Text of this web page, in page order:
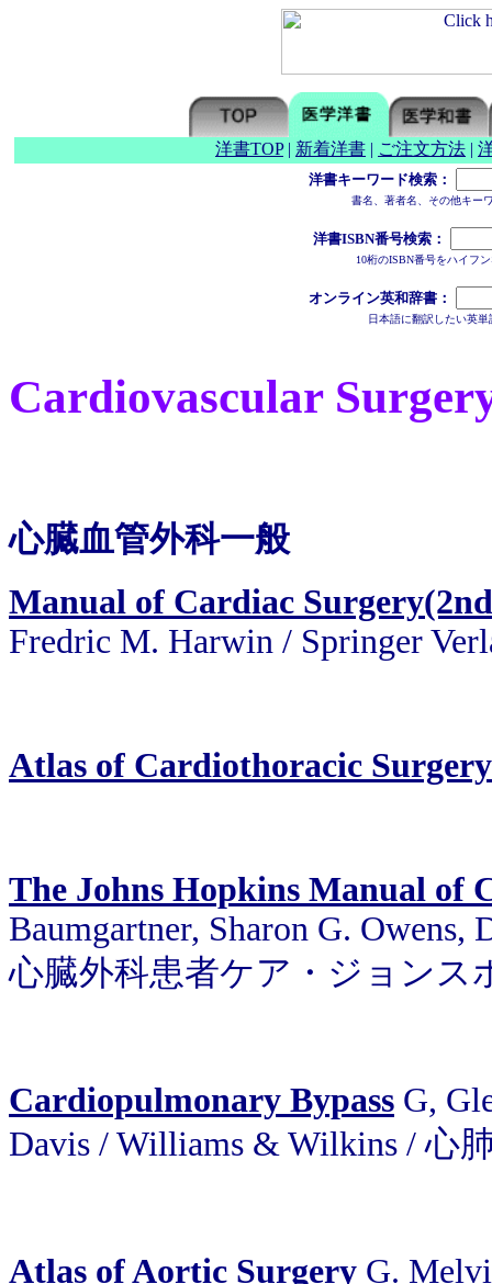
洋書TOP | 新着洋書 | ご注文方法 |
洋書キーワード検索：
書名、著者名、その他キー
洋書ISBN番号検索：
10桁のISBN番号をハイフ
オンライン英和辞書：
日本語に翻訳したい英
Cardiovascular
心臓血管外科一般
Manual of Cardiac
Fredric M. Harwin / Springer
Atlas of Cardiothoracic Surgery
The Johns Hopkins Manual of
Baumgartner, Sharon G. Owens,
心臓外科患者ケア・ジョンス
Cardiopulmonary Bypass G,
Davis / Williams & Wilkins / 心
Atlas of Aortic Surgery G.